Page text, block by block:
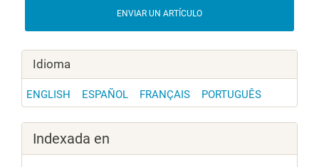
ENVIAR UN ARTÍCULO
Idioma
ENGLISH ESPAÑOL FRANÇAIS PORTUGUÊS
Indexada en